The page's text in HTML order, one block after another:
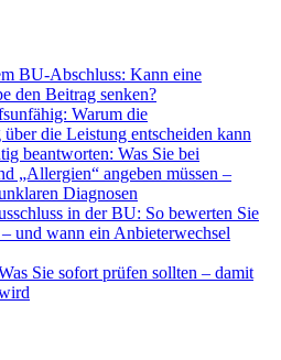
BU-Abschluss: Kann eine
den Beitrag senken?
Warum die
die Leistung entscheiden kann
beantworten: Was Sie bei
„Allergien“ angeben müssen –
Diagnosen
in der BU: So bewerten Sie
und wann ein Anbieterwechsel
Sie sofort prüfen sollten – damit